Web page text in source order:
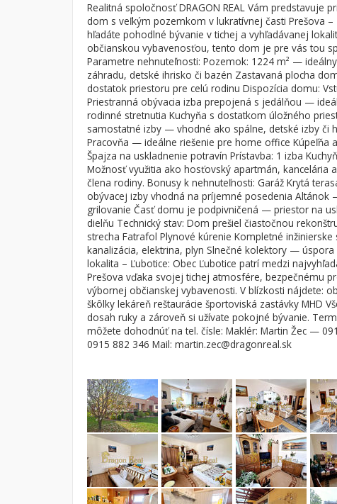
Byt
Garsónky
Dvojgarsónky
1-izbové
2-izbové
3-izbové
4 a viac izbové byty
Dom
Vila
Chalupa
Realitná spoločnosť DRAGON REAL Vám predstavuje
dom s veľkým pozemkom v lukratívnej časti Prešova –
hľadáte pohodlné bývanie v tichej a vyhľadávanej
občianskou vybavenosťou, tento dom je pre vás tou
Parametre nehnuteľnosti: Pozemok: 1224 m² —
záhradu, detské ihrisko či bazén Zastavaná plocha
dostatok priestoru pre celú rodinu Dispozícia domu:
Priestranná obývacia izba prepojená s jedálňou —
rodinné stretnutia Kuchyňa s dostatkom úložného
samostatné izby — vhodné ako spálne, detské izby či
Pracovňa — ideálne riešenie pre home office Kúpeľňa
Špajza na uskladnenie potravín Prístavba: 1 izba
Možnosť využitia ako hosťovský apartmán, kancelária
člena rodiny. Bonusy k nehnuteľnosti: Garáž Krytá
obývacej izby vhodná na príjemné posedenia Altánok
grilovanie Časť domu je podpivničená — priestor na
dielňu Technický stav: Dom prešiel čiastočnou
strecha Fatrafol Plynové kúrenie Kompletné inžinierske
kanalizácia, elektrina, plyn Slnečné kolektory — úspora
lokalita – Ľubotice: Obec Ľubotice patrí medzi
Prešova vďaka svojej tichej atmosfére, bezpečnému
výbornej občianskej vybavenosti. V blízkosti nájdete:
škôlky lekáreň reštaurácie športoviská zastávky MHD
dosah ruky a zároveň si užívate pokojné bývanie.
môžete dohodnúť na tel. čísle: Maklér: Martin Žec —
0915 882 346 Mail: martin.zec@dragonreal.sk